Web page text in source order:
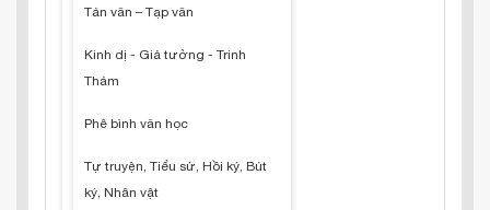
Tản văn – Tạp văn
Kinh dị - Giả tưởng - Trinh
Thám
Phê bình văn học
Tự truyện, Tiểu sử, Hồi ký, Bút
ký, Nhân vật